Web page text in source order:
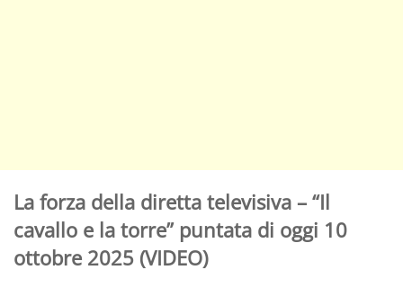
La forza della diretta televisiva – “Il
cavallo e la torre” puntata di oggi 10
ottobre 2025 (VIDEO)